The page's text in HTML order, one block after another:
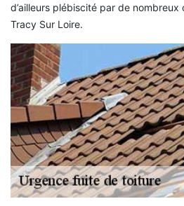
d’ailleurs plébiscité par de
Tracy Sur Loire.